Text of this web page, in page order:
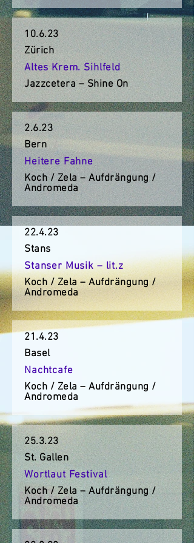
10.6.23
Zürich
Altes Krem. Sihlfeld
Jazzcetera – Shine On
2.6.23
Bern
Heitere Fahne
Koch / Zela – Aufdrängung /
Andromeda
22.4.23
Stans
Stanser Musik – lit.z
Koch / Zela – Aufdrängung /
Andromeda
21.4.23
Basel
Nachtcafe
Koch / Zela – Aufdrängung /
Andromeda
25.3.23
St. Gallen
Wortlaut Festival
Koch / Zela – Aufdrängung /
Andromeda